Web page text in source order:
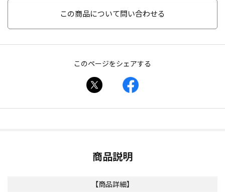
この商品について問い合わせる
このページをシェアする
商品説明
【商品詳細】